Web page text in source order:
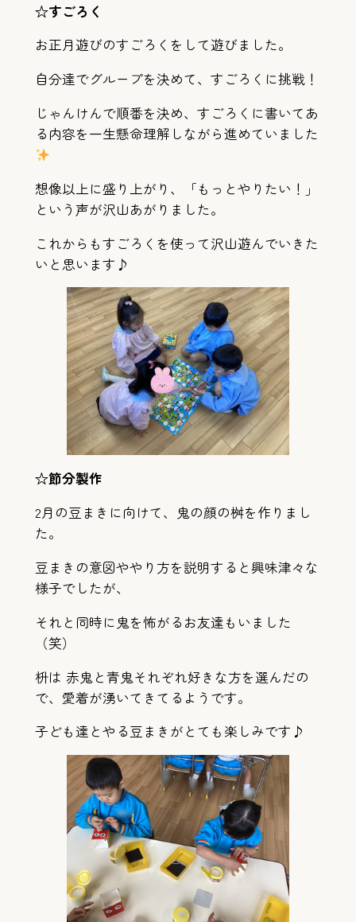
☆すごろく
お正月遊びのすごろくをして遊びました。
自分達でグループを決めて、すごろくに挑戦！
じゃんけんで順番を決め、すごろくに書いてあ
る内容を一生懸命理解しながら進めていました
想像以上に盛り上がり、「もっとやりたい！」
という声が沢山あがりました。
これからもすごろくを使って沢山遊んでいきた
いと思います♪
☆節分製作
2月の豆まきに向けて、鬼の顔の桝を作りまし
た。
豆まきの意図ややり方を説明すると興味津々な
様子でしたが、
それと同時に鬼を怖がるお友達もいました
（笑）
枡は 赤鬼と青鬼それぞれ好きな方を選んだの
で、愛着が湧いてきてるようです。
子ども達とやる豆まきがとても楽しみです♪